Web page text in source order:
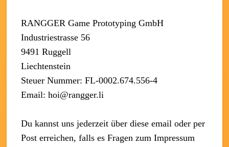
RANGGER Game Prototyping GmbH
Industriestrasse 56
9491 Ruggell
Liechtenstein
Steuer Nummer: FL-0002.674.556-4
Email: hoi@rangger.li
Du kannst uns jederzeit über diese email oder per
Post erreichen, falls es Fragen zum Impressum